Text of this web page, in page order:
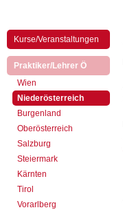
Kurse/Veranstaltungen
Praktiker/Lehrer Ö(aktiv)
Wien
Niederösterreich(aktiv)
Burgenland
Oberösterreich
Salzburg
Steiermark
Kärnten
Tirol
Vorarlberg